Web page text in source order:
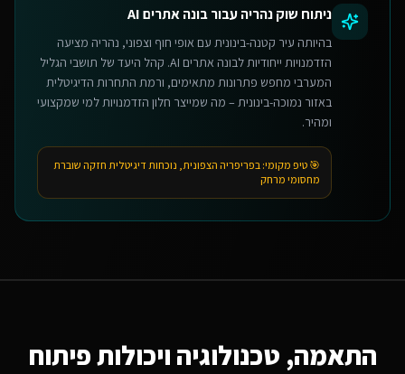
ניתוח שוקנהריהעבורבונה אתרים AI
בהיותה עיר קטנה-בינונית עם אופי חוף וצפוני, נהריה מציעה
הזדמנויות ייחודיות לבונה אתרים AI. קהל היעד של תושבי הגליל
המערבי מחפש פתרונות מתאימים, ורמת התחרות הדיגיטלית
באזור נמוכה-בינונית – מה שמייצר חלון הזדמנויות למי שמקצועי
ומהיר.
🎯 טיפ מקומי: בפריפריה הצפונית, נוכחות דיגיטלית חזקה שוברת
מחסומי מרחק
התאמה, טכנולוגיה ויכולות פיתוח